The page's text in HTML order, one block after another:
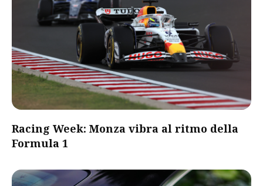
Racing Week: Monza vibra al ritmo della
Formula 1